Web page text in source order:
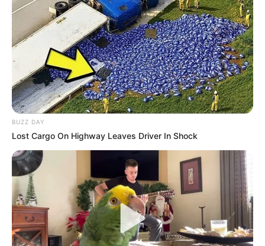
Fonte: tettiartesanato
Fonte:tettiartesanato
BUZZ DAY
Lost Cargo On Highway Leaves Driver In Shock